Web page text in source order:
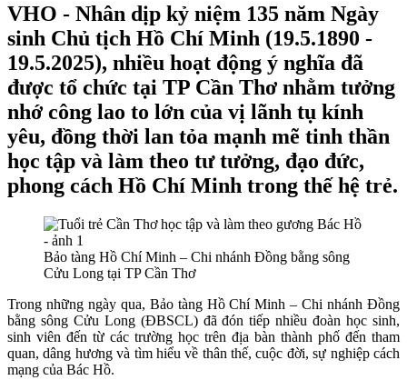
VHO - Nhân dịp kỷ niệm 135 năm Ngày
sinh Chủ tịch Hồ Chí Minh (19.5.1890 -
19.5.2025), nhiều hoạt động ý nghĩa đã
được tổ chức tại TP Cần Thơ nhằm tưởng
nhớ công lao to lớn của vị lãnh tụ kính
yêu, đồng thời lan tỏa mạnh mẽ tinh thần
học tập và làm theo tư tưởng, đạo đức,
phong cách Hồ Chí Minh trong thế hệ trẻ.
Bảo tàng Hồ Chí Minh – Chi nhánh Đồng bằng sông
Cửu Long tại TP Cần Thơ
Trong những ngày qua, Bảo tàng Hồ Chí Minh – Chi nhánh Đồng
bằng sông Cửu Long (ĐBSCL) đã đón tiếp nhiều đoàn học sinh,
sinh viên đến từ các trường học trên địa bàn thành phố đến tham
quan, dâng hương và tìm hiểu về thân thế, cuộc đời, sự nghiệp cách
mạng của Bác Hồ.